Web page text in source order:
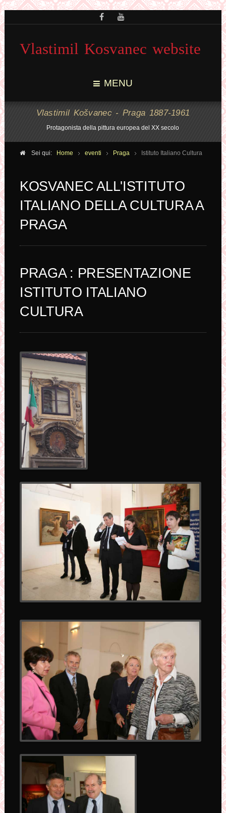
Vlastimil Kosvanec website
MENU
Vlastimil Košvanec - Praga 1887-1961
Protagonista della pittura europea del XX secolo
Sei qui: Home eventi Praga Istituto Italiano Cultura
KOSVANEC ALL'ISTITUTO
ITALIANO DELLA CULTURA A
PRAGA
PRAGA : PRESENTAZIONE
ISTITUTO ITALIANO
CULTURA